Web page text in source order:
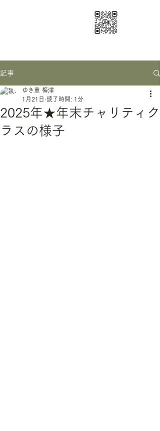
記事
2025年★年末チャリティク
ラスの様子
ゆき重 梅澤
1月21日 読了時間: 1分